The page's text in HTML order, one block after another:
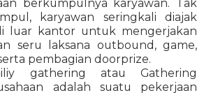
berkumpulnya karyawan. Tak
karyawan seringkali diajak
luar kantor untuk mengerjakan
seru laksana outbound, game,
pembagian doorprize.
gathering atau Gathering
adalah suatu pekerjaan